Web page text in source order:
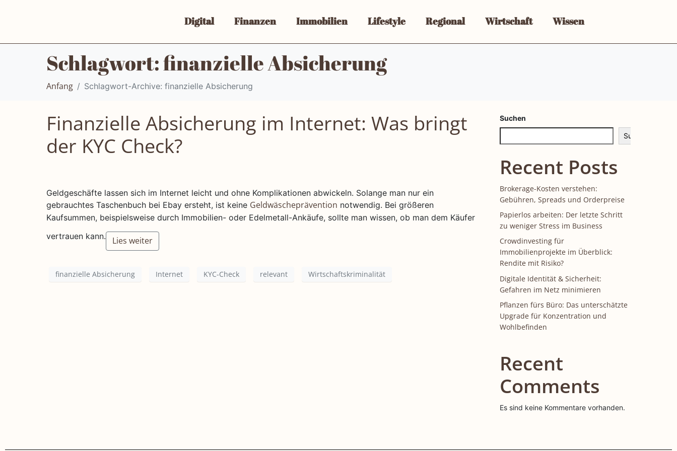
Digital Finanzen Immobilien Lifestyle Regional Wirtschaft Wissen
Schlagwort:finanzielle Absicherung
Anfang Schlagwort-Archive: finanzielle Absicherung
Finanzielle Absicherung im Internet: Was bringt
der KYC Check?
Geldgeschäfte lassen sich im Internet leicht und ohne Komplikationen abwickeln. Solange man nur ein
gebrauchtes Taschenbuch bei Ebay ersteht, ist keine Geldwäscheprävention notwendig. Bei größeren
Kaufsummen, beispielsweise durch Immobilien- oder Edelmetall-Ankäufe, sollte man wissen, ob man dem Käufer
vertrauen kann.
Lies weiter
finanzielle Absicherung Internet KYC-Check relevant Wirtschaftskriminalität
Suchen
Suchen
Recent Posts
Brokerage-Kosten verstehen:
Gebühren, Spreads und Orderpreise
Papierlos arbeiten: Der letzte Schritt
zu weniger Stress im Business
Crowdinvesting für
Immobilienprojekte im Überblick:
Rendite mit Risiko?
Digitale Identität & Sicherheit:
Gefahren im Netz minimieren
Pflanzen fürs Büro: Das unterschätzte
Upgrade für Konzentration und
Wohlbefinden
Recent
Comments
Es sind keine Kommentare vorhanden.